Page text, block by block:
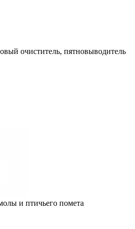
очиститель, пятновыводитель
и птичьего помета